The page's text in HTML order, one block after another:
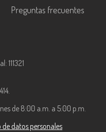
Preguntas frecuentes
111321
de 8:00 a.m. a 5:00 p.m.
datos personales